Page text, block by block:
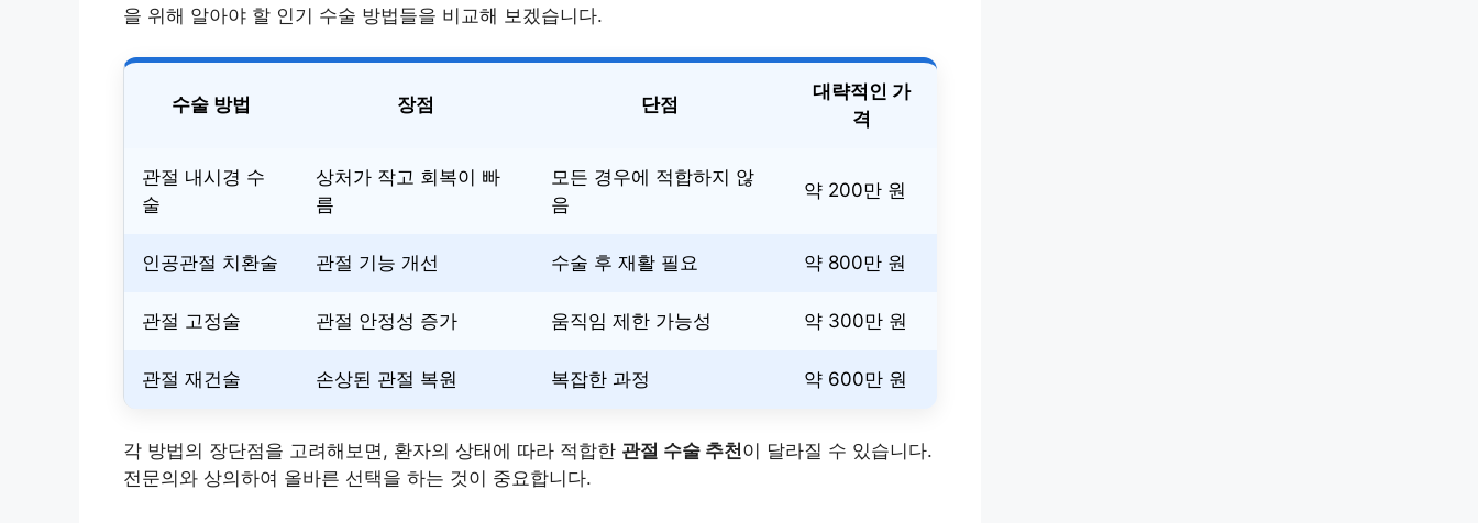
을 위해 알아야 할 인기 수술 방법들을 비교해 보겠습니다.
수술 방법 장점 단점
대략적인 가
격
관절 내시경 수
술
상처가 작고 회복이 빠
름
모든 경우에 적합하지 않
음
약 200만 원
인공관절 치환술 관절 기능 개선 수술 후 재활 필요 약 800만 원
관절 고정술 관절 안정성 증가 움직임 제한 가능성 약 300만 원
관절 재건술 손상된 관절 복원 복잡한 과정 약 600만 원
각 방법의 장단점을 고려해보면, 환자의 상태에 따라 적합한 관절 수술 추천이 달라질 수 있습니다.
전문의와 상의하여 올바른 선택을 하는 것이 중요합니다.